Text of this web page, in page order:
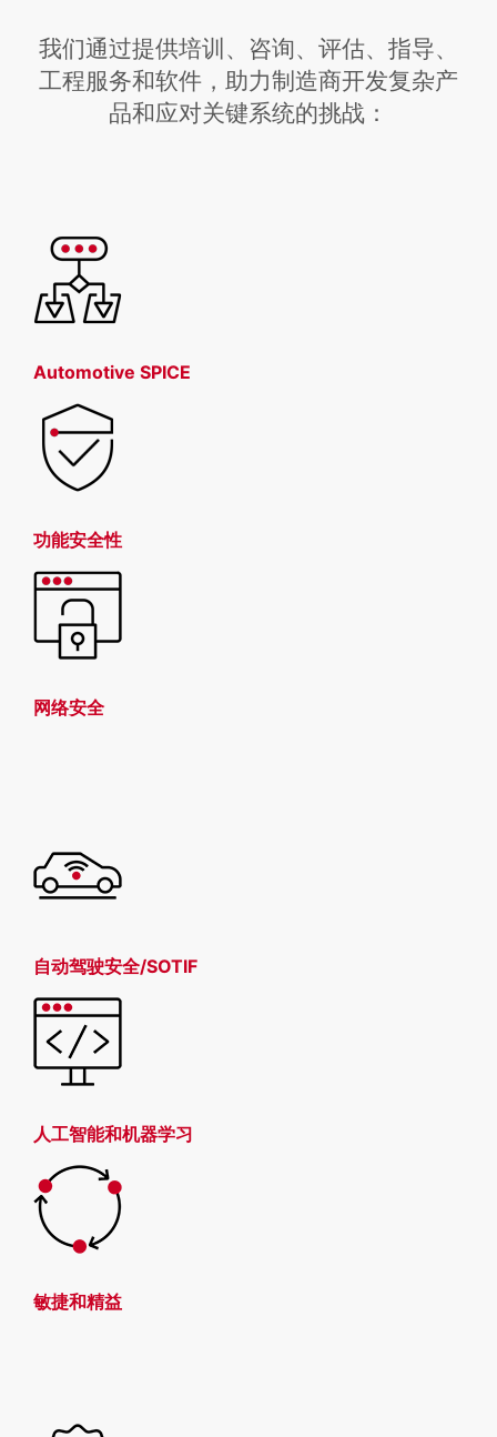
我们通过提供培训、咨询、评估、指导、
工程服务和软件，助力制造商开发复杂产
品和应对关键系统的挑战：
Automotive SPICE
功能安全性
网络安全
自动驾驶安全/SOTIF
人工智能和机器学习
敏捷和精益